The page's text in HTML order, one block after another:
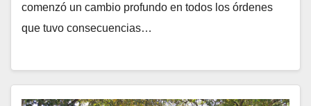
comenzó un cambio profundo en todos los órdenes
que tuvo consecuencias…